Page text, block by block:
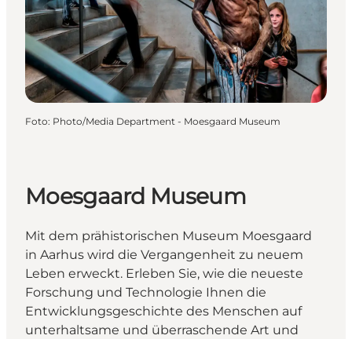
Foto: Photo/Media Department - Moesgaard Museum
Moesgaard Museum
Mit dem prähistorischen Museum Moesgaard
in Aarhus wird die Vergangenheit zu neuem
Leben erweckt. Erleben Sie, wie die neueste
Forschung und Technologie Ihnen die
Entwicklungsgeschichte des Menschen auf
unterhaltsame und überraschende Art und